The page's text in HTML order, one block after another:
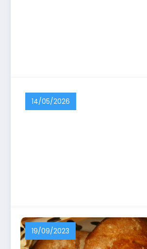
14/05/2026
19/09/2023